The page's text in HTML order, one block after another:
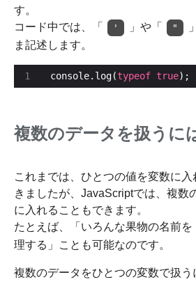
す。
コード中では、「
' 」や「 "
ま記述します。
console.log(typeof true);
複数のデータを扱うに
これまでは、ひとつの値を変数に
きましたが、JavaScriptでは、複数
に入れることもできます。
たとえば、「いろんな果物の名前を
理する」ことも可能なのです。
複数のデータをひとつの変数で扱う